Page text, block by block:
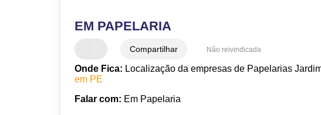
EM PAPELARIA
Compartilhar Não reivindicada
Onde Fica: Localização da empresas de Papelarias
em PE
Falar com: Em Papelaria